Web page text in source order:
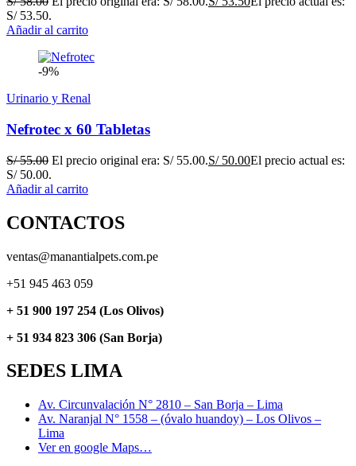
S/ 53.50.
Añadir al carrito
-9%
Urinario y Renal
Nefrotec x 60 Tabletas
S/55.00 El precio original era: S/ 55.00.S/50.00El precio actual es:
S/ 50.00.
Añadir al carrito
CONTACTOS
ventas@manantialpets.com.pe
+51 945 463 059
+ 51 900 197 254 (Los Olivos)
+ 51 934 823 306 (San Borja)
SEDES LIMA
Av. Circunvalación N° 2810 – San Borja – Lima
Av. Naranjal N° 1558 – (óvalo huandoy) – Los Olivos –
Lima
Ver en google Maps…